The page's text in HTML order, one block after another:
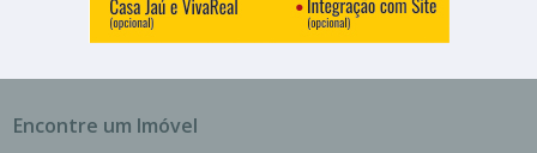
Encontre um Imóvel